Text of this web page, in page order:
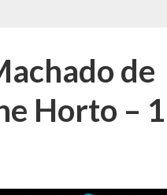
de
Horto –